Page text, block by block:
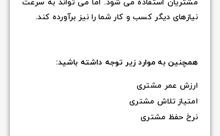
مشتریان استفاده می شود. اما می تواند به سرعت
نیازهای دیگر کسب و کار شما را نیز برآورده کند.
همچنین به موارد زیر توجه داشته باشید:
ارزش عمر مشتری
امتیاز تلاش مشتری
نرخ حفظ مشتری